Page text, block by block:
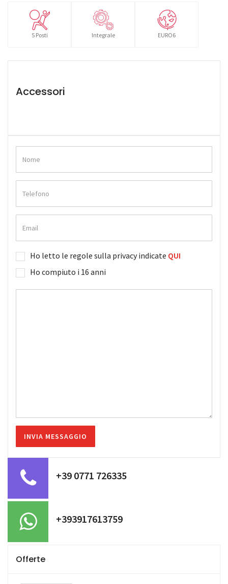
5 Posti Integrale EURO6
Accessori
Ho letto le regole sulla privacy indicate QUI
Ho compiuto i 16 anni
+39 0771 726335
+393917613759
Offerte